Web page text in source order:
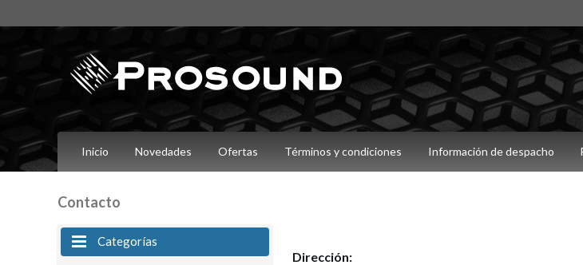
Inicio Novedades Ofertas Términos y condiciones Información de despacho
Contacto
Categorías
Dirección: